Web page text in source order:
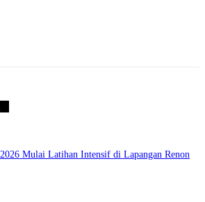
Mulai Latihan Intensif di Lapangan Renon